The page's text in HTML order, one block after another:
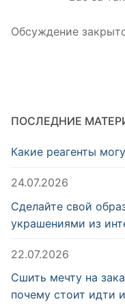
Обсуждение
ПОСЛЕДНИЕ
Какие реагенты
24.07.2026
Сделайте свой
украшениями из
22.07.2026
Сшить мечту на
почему стоит идти